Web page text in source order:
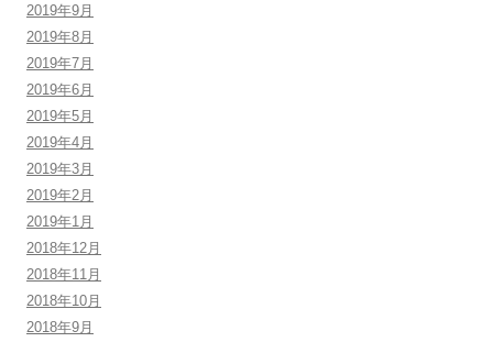
2019年9月
2019年8月
2019年7月
2019年6月
2019年5月
2019年4月
2019年3月
2019年2月
2019年1月
2018年12月
2018年11月
2018年10月
2018年9月